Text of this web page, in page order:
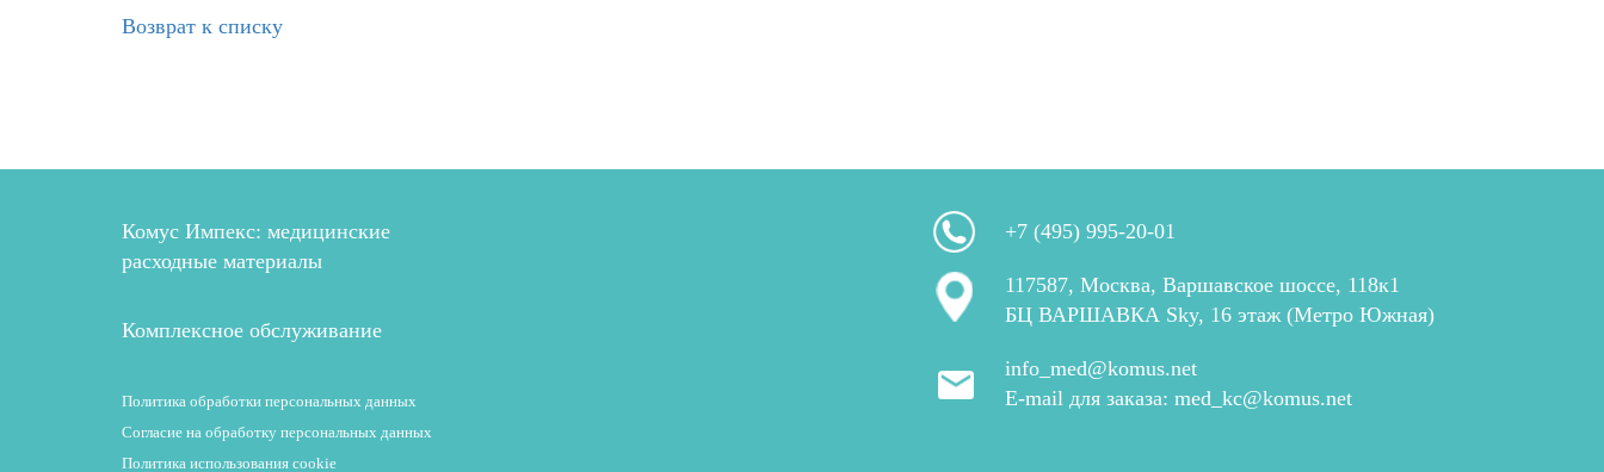
Возврат к списку
Комус Импекс: медицинские
расходные материалы
Комплексное обслуживание
Политика обработки персональных данных
Согласие на обработку персональных данных
Политика использования cookie
+7 (495) 995-20-01
117587, Москва, Варшавское шоссе, 118к1
БЦ ВАРШАВКА Sky, 16 этаж (Метро Южная)
info_med@komus.net
E-mail для заказа: med_kc@komus.net